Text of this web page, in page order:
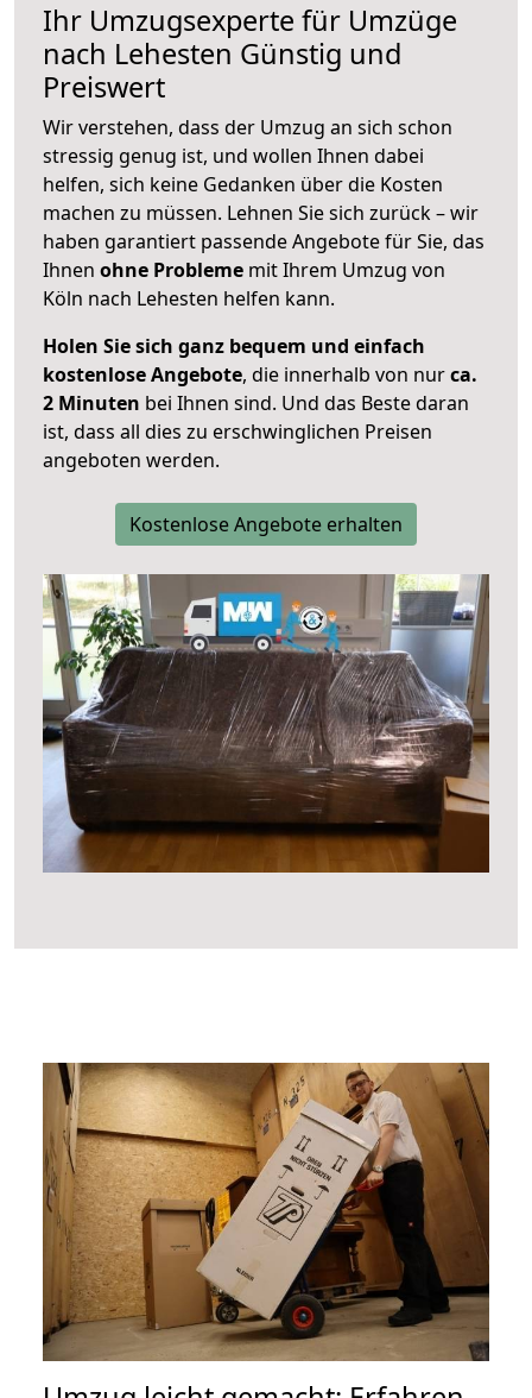
Ihr Umzugsexperte für Umzüge
nach Lehesten Günstig und
Preiswert
Wir verstehen, dass der Umzug an sich schon
stressig genug ist, und wollen Ihnen dabei
helfen, sich keine Gedanken über die Kosten
machen zu müssen. Lehnen Sie sich zurück – wir
haben garantiert passende Angebote für Sie, das
Ihnen ohne Probleme mit Ihrem Umzug von
Köln nach Lehesten helfen kann.
Holen Sie sich ganz bequem und einfach
kostenlose Angebote, die innerhalb von nurca.
2 Minuten bei Ihnen sind. Und das Beste daran
ist, dass all dies zu erschwinglichen Preisen
angeboten werden.
Kostenlose Angebote erhalten